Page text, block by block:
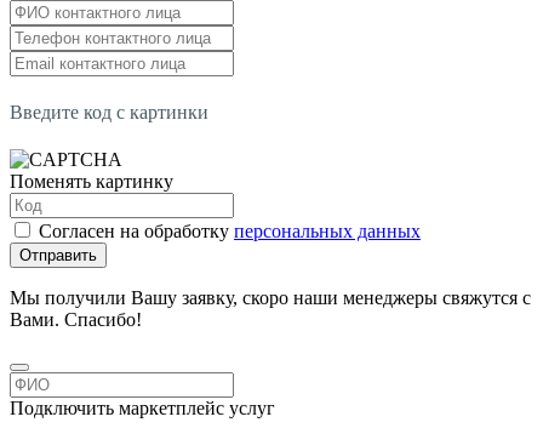
Введите код с картинки
Поменять картинку
Согласен на обработку персональных данных
Отправить
Мы получили Вашу заявку, скоро наши менеджеры свяжутся с
Вами. Спасибо!
Подключить маркетплейс услуг